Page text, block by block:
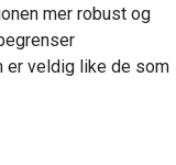
mer robust og
er veldig like de som